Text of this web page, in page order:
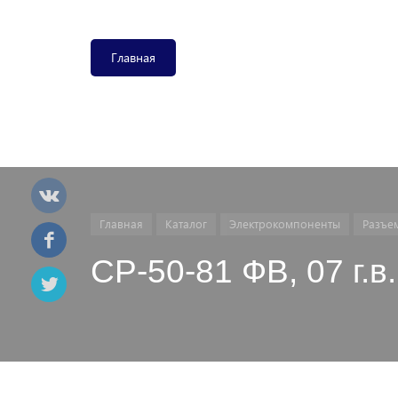
Главная
Главная Каталог Электрокомпоненты
СР-50-81 ФВ, 07 г.в.